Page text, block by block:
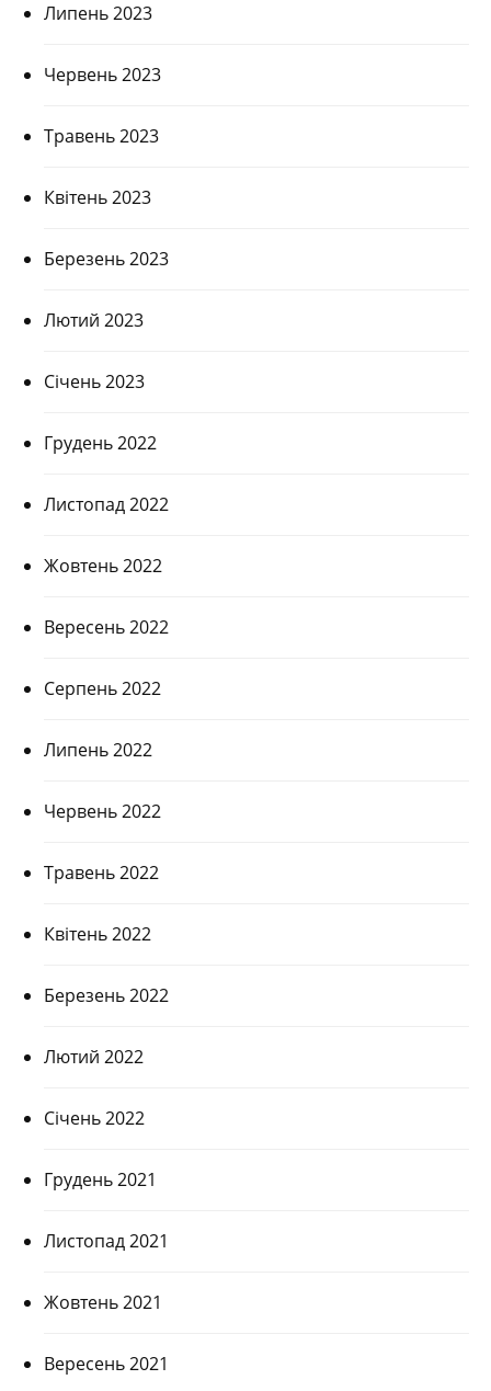
Липень 2023
Червень 2023
Травень 2023
Квітень 2023
Березень 2023
Лютий 2023
Січень 2023
Грудень 2022
Листопад 2022
Жовтень 2022
Вересень 2022
Серпень 2022
Липень 2022
Червень 2022
Травень 2022
Квітень 2022
Березень 2022
Лютий 2022
Січень 2022
Грудень 2021
Листопад 2021
Жовтень 2021
Вересень 2021